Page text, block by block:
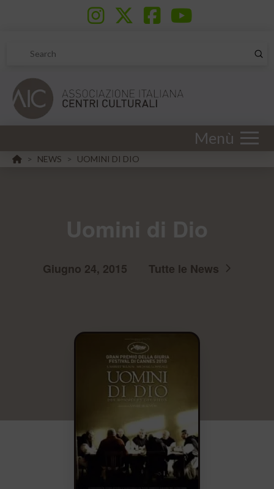
Search
Menù
HOME
> NEWS > UOMINI DI DIO
Giugno 24, 2015 Tutte le News